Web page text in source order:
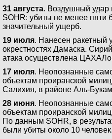
31 августа. Воздушный удар
SOHR: убиты не менее пяти
значительный ущерб.
19 июля. Нанесен ракетный
окрестностях Дамаска.
атака осуществлена
17 июля. Неопознанные
объектам проиранской
Салихия, в районе Аль-
28 июня. Неопознанные
объектам проиранской
По данным SOHR, в
были убиты около 10 человек.